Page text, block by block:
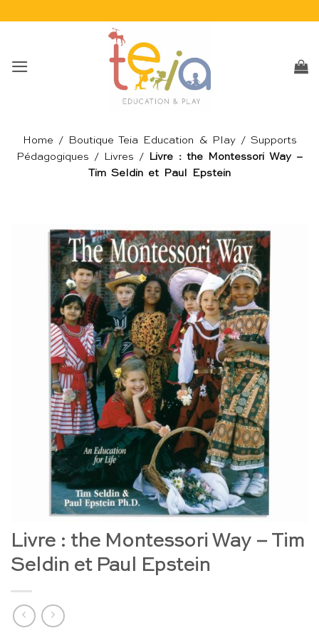
Home / Boutique Teia Education & Play/ Supports
Pédagogiques / Livres /
Livre : the Montessori Way –
Tim Seldin et Paul Epstein
Livre : the Montessori Way – Tim
Seldin et Paul Epstein